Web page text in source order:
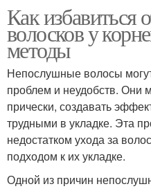
Как избавиться
волосков у
методы
Непослушные волосы
проблем и неудобств. Они
прически, создавать
трудными в укладке. Эта
недостатком ухода за
подходом к их укладке.
Одной из причин